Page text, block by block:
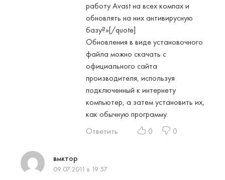
работу Avast на всех компах и
обновлять на них антивирусную
базу?»[/quote]
Обновления в виде установочного
файла можно скачать с
официального сайта
производителя, используя
подключенный к интернету
компьютер, а затем установить их,
как обычную программу.
Ответить
0 0
вмктор
09.07.2011 в 19:57